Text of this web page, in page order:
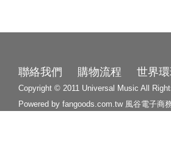
聯絡我們 購物流程 世界
Copyright © 2011 Universal Music All
Powered by fangoods.com.tw 風谷電子商